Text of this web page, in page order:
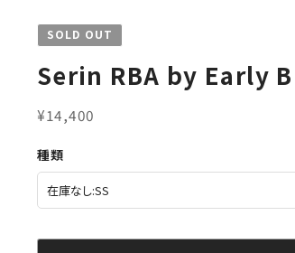
SOLD OUT
Serin RBA by Early
¥14,400
種類